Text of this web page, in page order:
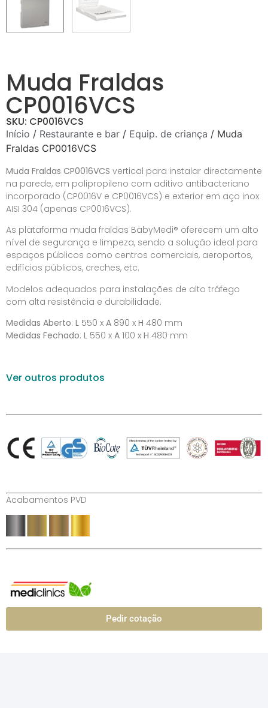
Muda Fraldas
CP0016VCS
SKU: CP0016VCS
Início / Restaurante e bar / Equip. de criança / Muda
Fraldas CP0016VCS
Muda Fraldas CP0016VCS vertical para instalar directamente
na parede, em polipropileno com aditivo antibacteriano
incorporado (CP0016V e CP0016VCS) e exterior em aço inox
AISI 304 (apenas CP0016VCS).
As plataforma muda fraldas BabyMedi® oferecem um alto
nível de segurança e limpeza, sendo a solução ideal para
espaços públicos como centros comerciais, aeroportos,
edifícios públicos, creches, etc.
Modelos adequados para instalações de alto tráfego
com alta resistência e durabilidade.
Medidas Aberto: L 550 x A 890 x H 480 mm
Medidas Fechado: L 550 x A 100 x H 480 mm
Ver outros produtos
Acabamentos PVD
Pedir cotação